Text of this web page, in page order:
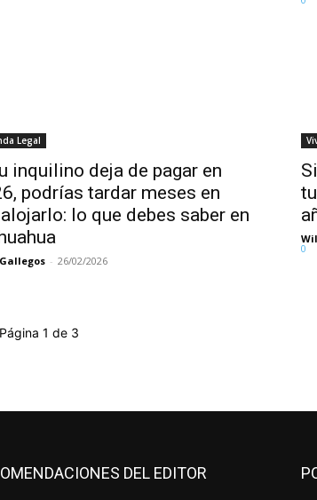
Legal
inquilino deja de pagar en
podrías tardar meses en
lo que debes saber en
- 26/02/2026
0
Página 1 de 3
DEL EDITOR